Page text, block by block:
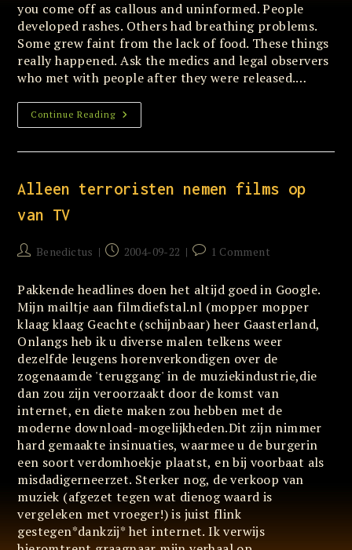
you come off as callous and uninformed. People
developed rashes. Others had breathing problems.
Some grew faint from the lack of food. These things
really happened. Ask the medics and legal observers
who met with people after they were released.…
Continue ReadingFun
Democracy
Van
Leuke
Democratie)
Alleen terroristen nemen films op
van TV
PostBenedictus
Post2004-09-22
Post1 Comment
Pakkende headlines doen het altijd goed in Google.
Mijn mailtje aan filmdiefstal.nl (mopper mopper
klaag klaag Geachte (schijnbaar) heer Gaasterland,
Onlangs heb ik u diverse malen telkens weer
dezelfde leugens horenverkondigen over de
zogenaamde 'teruggang' in de muziekindustrie,die
dan zou zijn veroorzaakt door de komst van
internet, en diete maken zou hebben met de
moderne download-mogelijkheden.Dit zijn nimmer
hard gemaakte insinuaties, waarmee u de burgerin
een soort verdomhoekje plaatst, en bij voorbaat als
misdadigerneerzet. Sterker nog, de verkoop van
muziek (afgezet tegen wat dienog waard is
vergeleken met vroeger!) is juist flink
gestegen*dankzij* het internet. Ik verwijs